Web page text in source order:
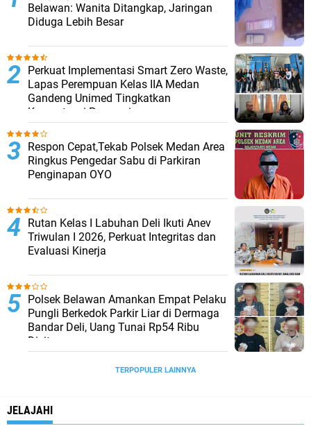
Belawan: Wanita Ditangkap, Jaringan
Diduga Lebih Besar
Perkuat Implementasi Smart Zero Waste,
Lapas Perempuan Kelas IIA Medan
Gandeng Unimed Tingkatkan
Kompetensi Pegawai
Respon Cepat,Tekab Polsek Medan Area
Ringkus Pengedar Sabu di Parkiran
Penginapan OYO
Rutan Kelas I Labuhan Deli Ikuti Anev
Triwulan I 2026, Perkuat Integritas dan
Evaluasi Kinerja
Polsek Belawan Amankan Empat Pelaku
Pungli Berkedok Parkir Liar di Dermaga
Bandar Deli, Uang Tunai Rp54 Ribu
Disita
TERPOPULER LAINNYA
JELAJAHI